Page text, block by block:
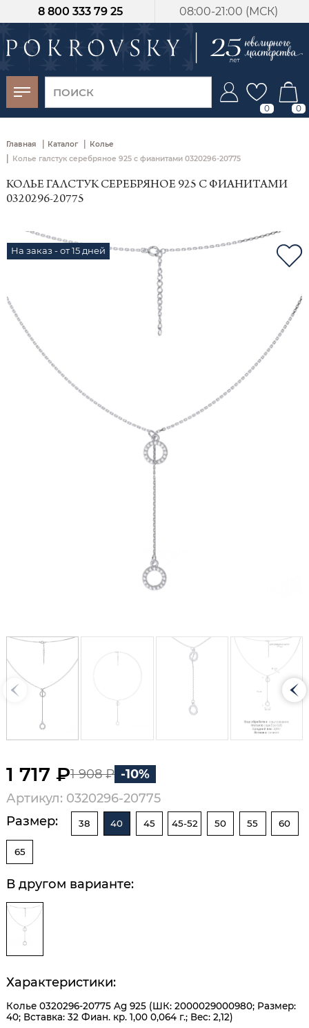
08:00-21:00 (МСК)
8 800 333 79 25
0 0
Главная | Каталог | Колье
| Колье галстук серебряное 925 с фианитами 0320296-20775
КОЛЬЕ ГАЛСТУК СЕРЕБРЯНОЕ 925 С ФИАНИТАМИ
0320296-20775
На заказ - от 15 дней
1 717 ₽1 908 ₽ -10%
Артикул: 0320296-20775
Размер:
38 40 45 45-52 50 55 60
65
В другом варианте:
Характеристики:
Колье 0320296-20775 Ag 925 (ШК: 2000029000980; Размер:
40; Вставка: 32 Фиан. кр. 1,00 0,064 г.; Вес: 2,12)
-30%
от 15 дней с
момента оплаты